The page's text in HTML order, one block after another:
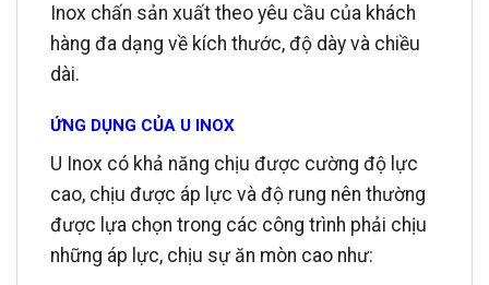
Inox chấn sản xuất theo yêu cầu của khách
hàng đa dạng về kích thước, độ dày và chiều
dài.
ỨNG DỤNG CỦA U INOX
U Inox có khả năng chịu được cường độ lực
cao, chịu được áp lực và độ rung nên thường
được lựa chọn trong các công trình phải chịu
những áp lực, chịu sự ăn mòn cao như: